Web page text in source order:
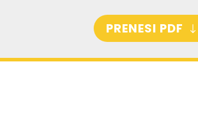
PRENESI PDF